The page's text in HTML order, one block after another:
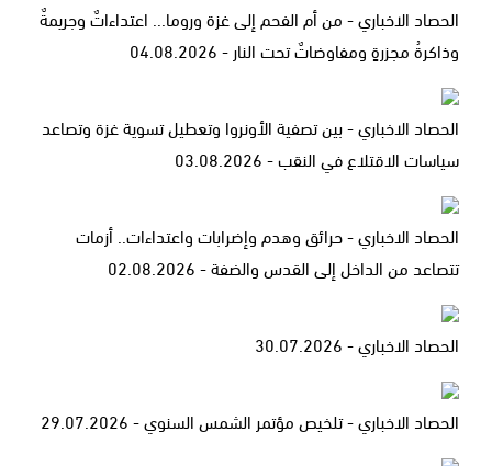
الحصاد الاخباري - من أم الفحم إلى غزة وروما... اعتداءاتٌ وجريمةٌ
وذاكرةُ مجزرةٍ ومفاوضاتٌ تحت النار - 04.08.2026
الحصاد الاخباري - بين تصفية الأونروا وتعطيل تسوية غزة وتصاعد
سياسات الاقتلاع في النقب - 03.08.2026
الحصاد الاخباري - حرائق وهدم وإضرابات واعتداءات.. أزمات
تتصاعد من الداخل إلى القدس والضفة - 02.08.2026
الحصاد الاخباري - 30.07.2026
الحصاد الاخباري - تلخيص مؤتمر الشمس السنوي - 29.07.2026